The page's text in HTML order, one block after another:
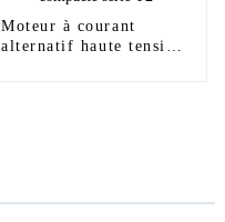
Moteur à courant
alternatif haute tension